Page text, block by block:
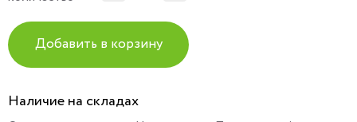
Добавить в корзину
Наличие на складах